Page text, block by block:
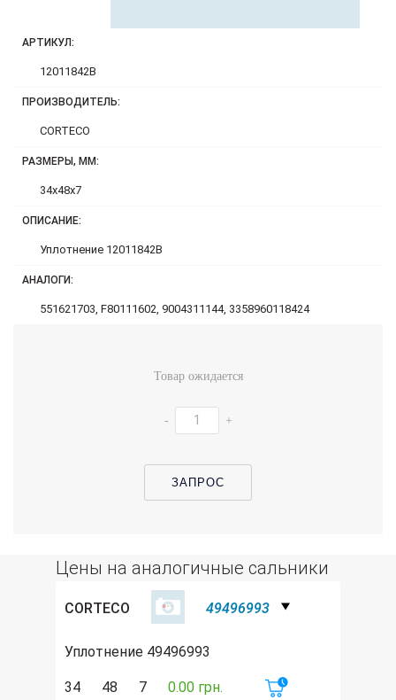
АРТИКУЛ:
12011842B
ПРОИЗВОДИТЕЛЬ:
CORTECO
РАЗМЕРЫ, ММ:
34x48x7
ОПИСАНИЕ:
Уплотнение 12011842B
АНАЛОГИ:
551621703, F80111602, 9004311144, 3358960118424
Товар ожидается
- +
ЗАПРОС
Цены на аналогичные сальники
CORTECO 49496993
Уплотнение 49496993
34 48 7 0.00 грн.